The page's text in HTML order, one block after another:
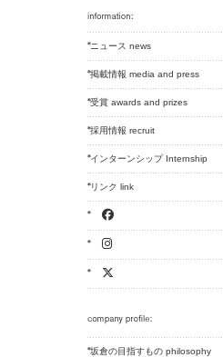
ニュース news
掲載情報 media and press
受賞 awards and prizes
採用情報 recruit
インターンシップ Internship
リンク link
坂倉の目指すもの philosophy